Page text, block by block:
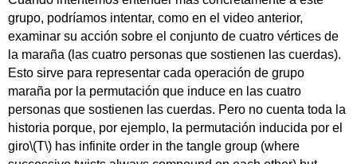
grupo, podríamos intentar, como en el video anterior,
examinar su acción sobre el conjunto de cuatro vértices de
la maraña (las cuatro personas que sostienen las cuerdas).
Esto sirve para representar cada operación de grupo
maraña por la permutación que induce en las cuatro
personas que sostienen las cuerdas. Pero no cuenta toda la
historia porque, por ejemplo, la permutación inducida por el
giro\(T\) has infinite order in the tangle group (where